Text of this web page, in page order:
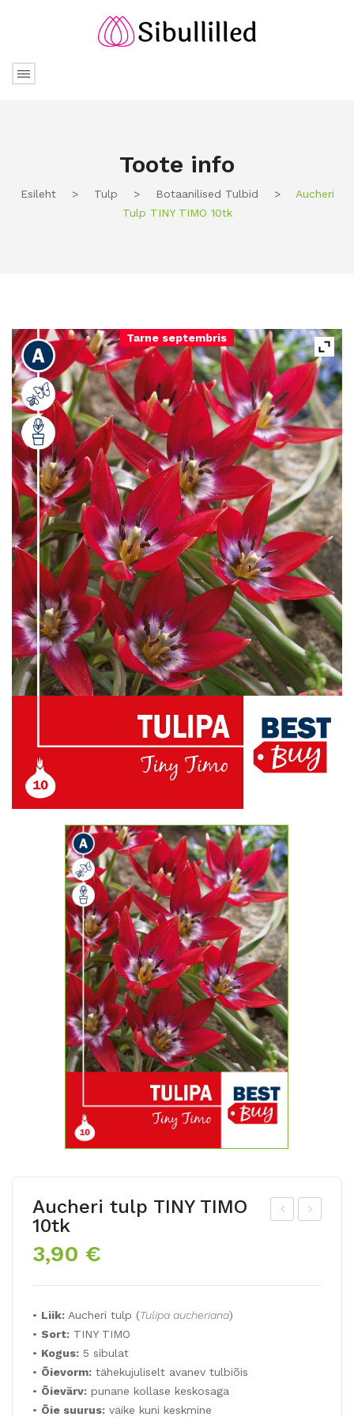
Toote info
Esileht > Tulp > Botaanilised Tulbid >
Aucheri
Tulp TINY TIMO 10tk
Tarne septembris
Aucheri tulp TINY TIMO
10tk
3,90 €
• Liik: Aucheri tulp (Tulipa aucheriana)
• Sort: TINY TIMO
• Kogus: 5 sibulat
• Õievorm: tähekujuliselt avanev tulbiõis
• Õievärv: punane kollase keskosaga
• Õie suurus: väike kuni keskmine